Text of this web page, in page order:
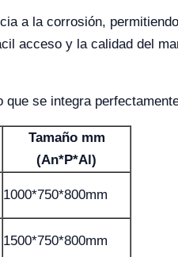
a la corrosión,
acceso y la calidad del
se integra
Tamaño mm
(An*P*Al)
1000*750*800mm
1500*750*800mm